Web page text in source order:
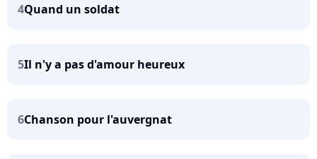
4Quand un soldat
5Il n'y a pas d'amour heureux
6Chanson pour l'auvergnat